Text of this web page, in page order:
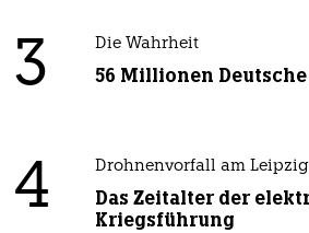
3 Die Wahrheit
56 Millionen
4 Drohnenvorfall am
Das Zeitalter der
Kriegsführung